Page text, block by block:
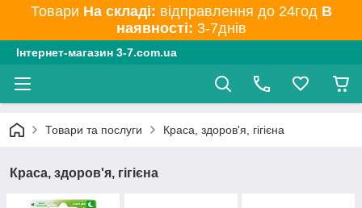
Товари На складі: відправлення до 24год В
наявності: 3-7днів
Інтернет-магазин 3-7.com.ua
Товари та послуги Краса, здоров'я, гігієна
Краса, здоров'я, гігієна